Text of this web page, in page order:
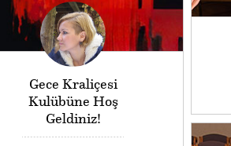
Gece Kraliçesi
Kulübüne Hoş
Geldiniz!